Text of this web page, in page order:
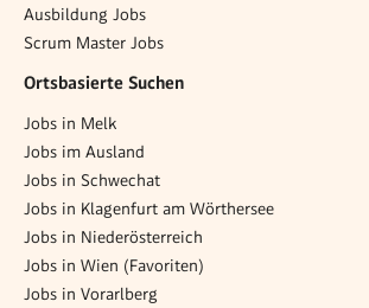
Ausbildung Jobs
Scrum Master Jobs
Ortsbasierte Suchen
Jobs in Melk
Jobs im Ausland
Jobs in Schwechat
Jobs in Klagenfurt am Wörthersee
Jobs in Niederösterreich
Jobs in Wien (Favoriten)
Jobs in Vorarlberg